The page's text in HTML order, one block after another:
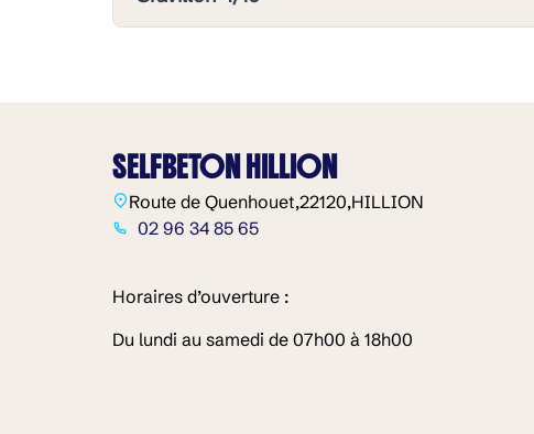
SELFBETON HILLION
Route de Quenhouet,22120,HILLION
02 96 34 85 65
Horaires d’ouverture :
Du lundi au samedi de 07h00 à 18h00